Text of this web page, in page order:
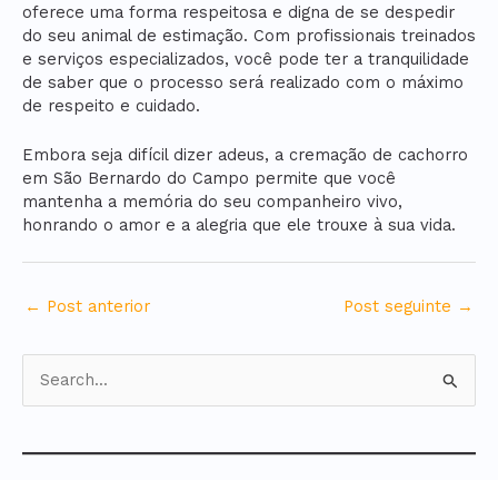
oferece uma forma respeitosa e digna de se despedir
do seu animal de estimação. Com profissionais treinados
e serviços especializados, você pode ter a tranquilidade
de saber que o processo será realizado com o máximo
de respeito e cuidado.
Embora seja difícil dizer adeus, a cremação de cachorro
em São Bernardo do Campo permite que você
mantenha a memória do seu companheiro vivo,
honrando o amor e a alegria que ele trouxe à sua vida.
← Post anterior Post seguinte →
s